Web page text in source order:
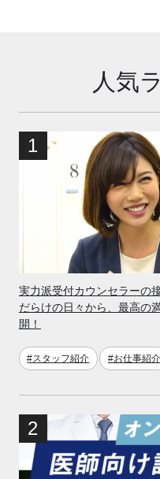
人気
実力派受付カウンセラーの
だらけの日々から、最高の
開！
#スタッフ紹介 #お仕事紹介